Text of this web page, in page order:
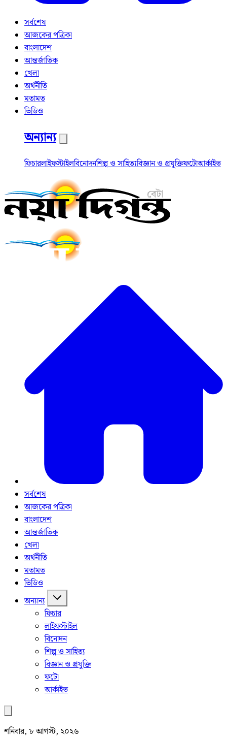
সর্বশেষ
আজকের পত্রিকা
বাংলাদেশ
আন্তর্জাতিক
খেলা
অর্থনীতি
মতামত
ভিডিও
অন্যান্য
ফিচারলাইফস্টাইলবিনোদনশিল্প ও সাহিত্যবিজ্ঞান ও প্রযুক্তিফটোআর্কাইভ
সর্বশেষ
আজকের পত্রিকা
বাংলাদেশ
আন্তর্জাতিক
খেলা
অর্থনীতি
মতামত
ভিডিও
অন্যান্য
ফিচার
লাইফস্টাইল
বিনোদন
শিল্প ও সাহিত্য
বিজ্ঞান ও প্রযুক্তি
ফটো
আর্কাইভ
শনিবার, ৮ আগস্ট, ২০২৬